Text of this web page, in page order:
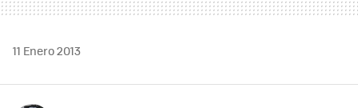
11 Enero 2013